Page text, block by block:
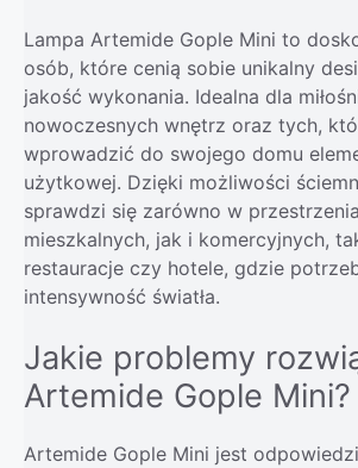
Lampa Artemide Gople Mini to
osób, które cenią sobie unikalny
jakość wykonania. Idealna dla
nowoczesnych wnętrz oraz tych,
wprowadzić do swojego domu
użytkowej. Dzięki możliwości
sprawdzi się zarówno w
mieszkalnych, jak i komercyjnych,
restauracje czy hotele, gdzie
intensywność światła.
Jakie problemy
Artemide Gople Mini?
Artemide Gople Mini jest